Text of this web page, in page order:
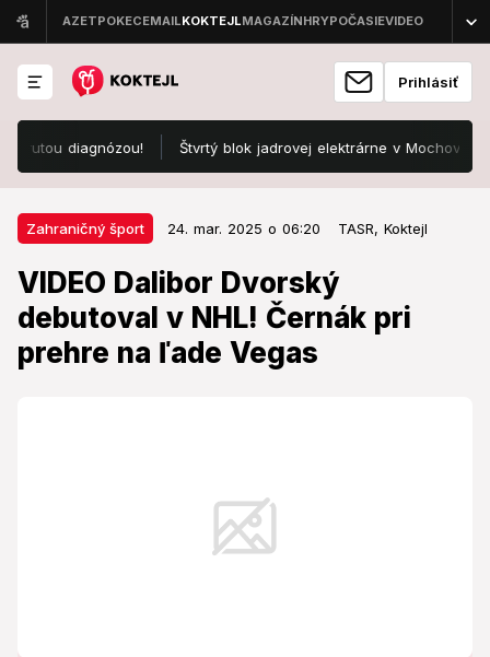
Prihlásiť
diagnózou! Štvrtý blok jadrovej elektrárne v Mochovciach
Zahraničný šport 24. mar. 2025 o 06:20 TASR, Koktejl
VIDEO Dalibor Dvorský
debutoval v NHL! Černák pri
prehre na ľade Vegas
Zahraničný šport 24. mar. 2025 o 06:20
VIDEO Dalibor Dvorský debutoval
v NHL! Černák pri prehre na ľade
Vegas